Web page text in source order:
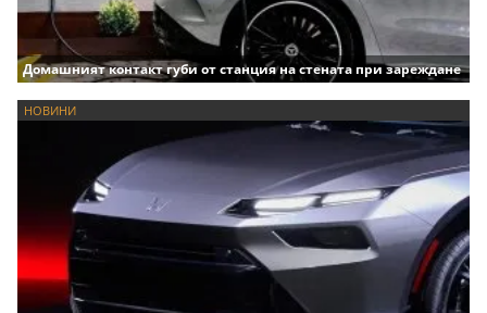
Домашният контакт губи от станция на стената при зареждане
НОВИНИ